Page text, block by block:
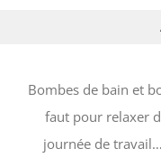
Bombes de bain et
faut pour relaxer
journée de